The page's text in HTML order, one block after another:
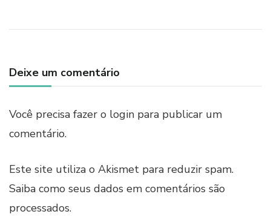
Deixe um comentário
Você precisa fazer o login para publicar um
comentário.
Este site utiliza o Akismet para reduzir spam.
Saiba como seus dados em comentários são
processados.